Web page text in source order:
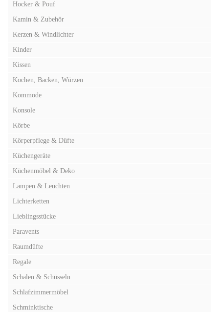
Hocker & Pouf
Kamin & Zubehör
Kerzen & Windlichter
Kinder
Kissen
Kochen, Backen, Würzen
Kommode
Konsole
Körbe
Körperpflege & Düfte
Küchengeräte
Küchenmöbel & Deko
Lampen & Leuchten
Lichterketten
Lieblingsstücke
Paravents
Raumdüfte
Regale
Schalen & Schüsseln
Schlafzimmermöbel
Schminktische